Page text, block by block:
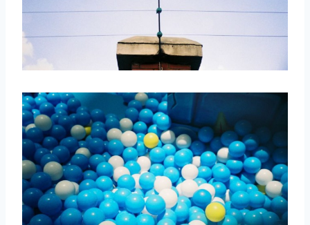
取消